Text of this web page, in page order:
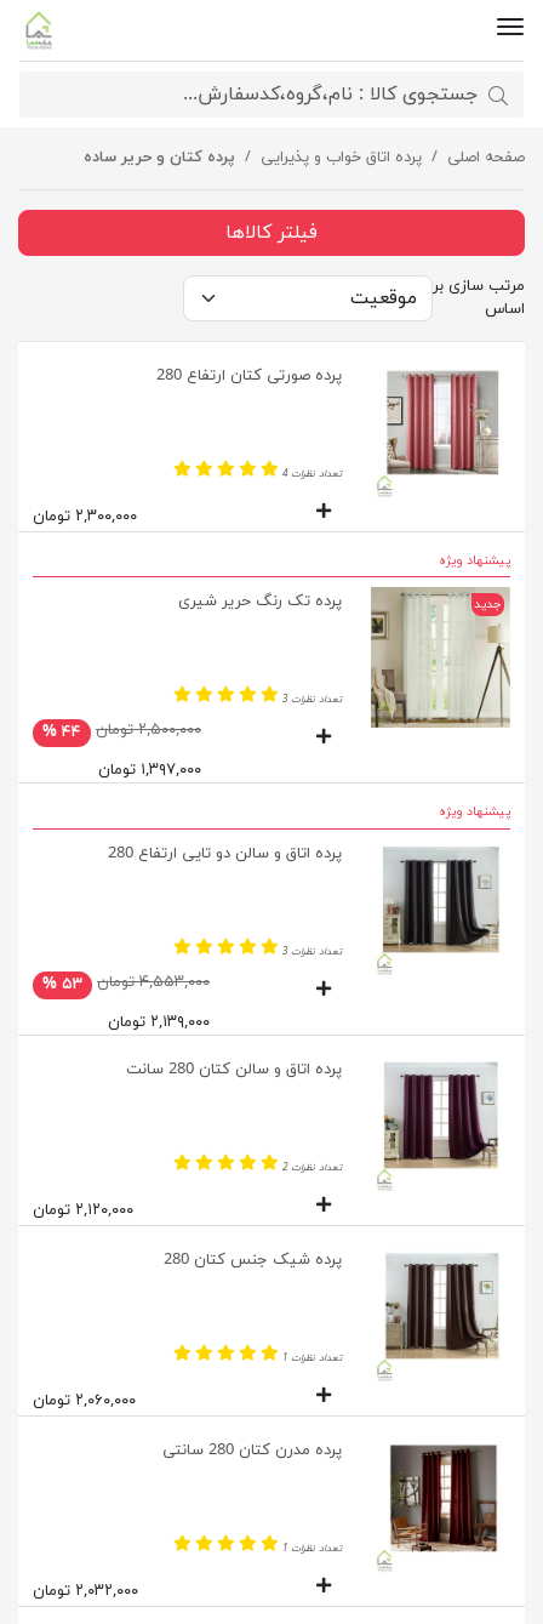
صفحه اصلی پرده اتاق خواب و پذیرایی پرده کتان و حریر ساده
فیلتر کالاها
مرتب سازی بر
اساس
پرده صورتی کتان ارتفاع 280
تعداد نظرات 4
۲,۳۰۰,۰۰۰ تومان
پیشنهاد ویژه
جدید پرده تک رنگ حریر شیری
تعداد نظرات 3
۲,۵۰۰,۰۰۰ تومان
۴۴ %
۱,۳۹۷,۰۰۰ تومان
پیشنهاد ویژه
پرده اتاق و سالن دو تایی ارتفاع 280
تعداد نظرات 3
۴,۵۵۳,۰۰۰ تومان
۵۳ %
۲,۱۳۹,۰۰۰ تومان
پرده اتاق و سالن کتان 280 سانت
تعداد نظرات 2
۲,۱۲۰,۰۰۰ تومان
پرده شیک جنس کتان 280
تعداد نظرات 1
۲,۰۶۰,۰۰۰ تومان
پرده مدرن کتان 280 سانتی
تعداد نظرات 1
۲,۰۳۲,۰۰۰ تومان